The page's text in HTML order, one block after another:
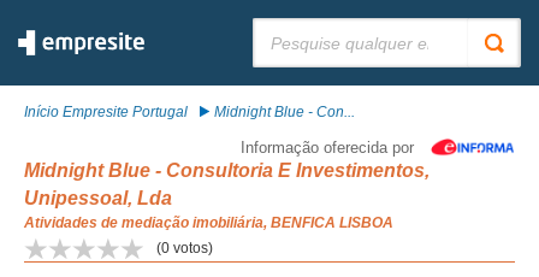
Início Empresite Portugal Midnight Blue - Con...
Informação oferecida por
Midnight Blue - Consultoria E Investimentos,
Unipessoal, Lda
Atividades de mediação imobiliária, BENFICA LISBOA
(0 votos)